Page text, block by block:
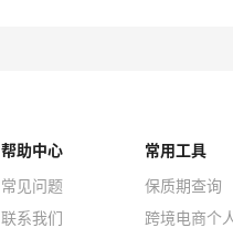
帮助中心
常见问题
联系我们
常用工具
保质期查询
跨境电商个